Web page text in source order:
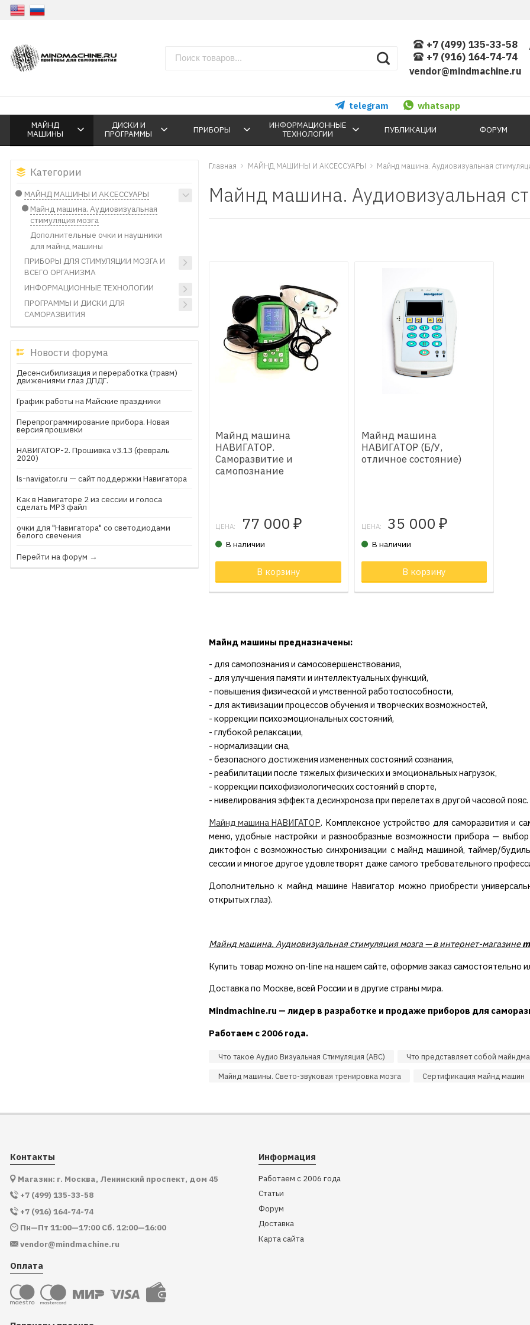
+7 (499) 135-33-58
+7 (916) 164-74-74
vendor@mindmachine.ru
telegram whatsapp
МАЙНД
МАШИНЫ
ДИСКИ И
ПРОГРАММЫ
ПРИБОРЫ
ИНФОРМАЦИОННЫЕ
ТЕХНОЛОГИИ
ПУБЛИКАЦИИ ФОРУМ
Категории
МАЙНД МАШИНЫ И АКСЕССУАРЫ
Майнд машина. Аудиовизуальная
стимуляция мозга
Дополнительные очки и наушники
для майнд машины
ПРИБОРЫ ДЛЯ СТИМУЛЯЦИИ МОЗГА И
ВСЕГО ОРГАНИЗМА
ИНФОРМАЦИОННЫЕ ТЕХНОЛОГИИ
ПРОГРАММЫ И ДИСКИ ДЛЯ
САМОРАЗВИТИЯ
Новости форума
Десенсибилизация и переработка (травм)
движениями глаз ДПДГ.
График работы на Майские праздники
Перепрограммирование прибора. Новая
версия прошивки
НАВИГАТОР-2. Прошивка v3.13 (февраль
2020)
ls-navigator.ru — сайт поддержки Навигатора
Как в Навигаторе 2 из сессии и голоса
сделать МР3 файл
очки для "Навигатора" со светодиодами
белого свечения
Перейти на форум →
Главная МАЙНД МАШИНЫ И АКСЕССУАРЫ Майнд машина. Аудиовизуальная
Майнд машина. Аудиовизуальная
Майнд машина
НАВИГАТОР.
Саморазвитие и
самопознание
ЦЕНА: 77 000 ₽
В наличии
В корзину Товар в корзине
Майнд машина
НАВИГАТОР (Б/У,
отличное состояние)
ЦЕНА: 35 000₽
В наличии
В корзину
Майнд машины предназначены:
- для самопознания и самосовершенствования,
- для улучшения памяти и интеллектуальных функций,
- повышения физической и умственной работоспособности,
- для активизации процессов обучения и творческих возможностей,
- коррекции психоэмоциональных состояний,
- глубокой релаксации,
- нормализации сна,
- безопасного достижения измененных состояний сознания,
- реабилитации после тяжелых физических и эмоциональных нагрузок,
- коррекции психофизиологических состояний в спорте,
- нивелирования эффекта десинхроноза при перелетах в другой часовой пояс.
Майнд машина НАВИГАТОР. Комплексное устройство для саморазвития и
меню, удобные настройки и разнообразные возможности прибора — выбор
диктофон с возможностью синхронизации с майнд машиной, таймер/
сессии и многое другое удовлетворят даже самого требовательного
Дополнительно к майнд машине Навигатор можно приобрести
открытых глаз).
Майнд машина. Аудиовизуальная стимуляция мозга — в интернет-магазине
Купить товар можно on-line на нашем сайте, оформив заказ самостоятельно
Доставка по Москве, всей России и в другие страны мира.
Mindmachine.ru — лидер в разработке и продаже приборов для
Работаем с 2006 года.
Что такое Аудио Визуальная Стимуляция (АВС) Что представляет собой
Майнд машины. Свето-звуковая тренировка мозга Сертификация майнд машин
Контакты
Магазин: г. Москва, Ленинский проспект, дом 45
+7 (499) 135-33-58
+7 (916) 164-74-74
Пн—Пт 11:00—17:00 Сб. 12:00—16:00
vendor@mindmachine.ru
Оплата
Информация
Работаем с 2006 года
Статьи
Форум
Доставка
Карта сайта